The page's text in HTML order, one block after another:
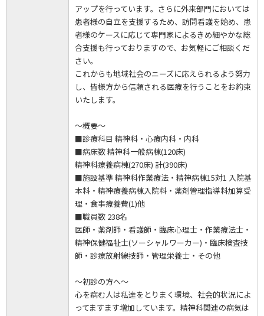
アップを行っています。さらに外来部門においては
患者様の自立を支援するため、訪問看護を始め、患
者様のケースに応じて専門家によるきめ細やかな総
合支援も行っておりますので、お気軽にご相談くだ
さい。
これからも地域社会のニーズに応えられるよう努力
し、皆様方から信頼される医療を行うことをお約束
いたします。
～概要～
■診療科目 精神科・心療内科・内科
■病床数 精神科一般病棟(120床)
精神科療養病棟(270床) 計(390床)
■施設基準 精神科作業療法・精神病棟15対1 入院基
本料・精神療養病棟入院料・薬剤管理指導料加算受
理・食事療養費(1)他
■職員数 238名
医師・薬剤師・看護師・臨床心理士・作業療法士・
精神保健福祉士(ソーシャルワーカー)・臨床検査技
師・診療放射線技師・管理栄養士・その他
～初診の方へ～
心を病む人は私達をとりまく環境、社会的状況によ
ってますます増加しています。精神科関連の病気は